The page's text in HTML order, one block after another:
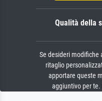
Qualità della
Se desideri modifiche
ritaglio
apportare queste
aggiuntivo per